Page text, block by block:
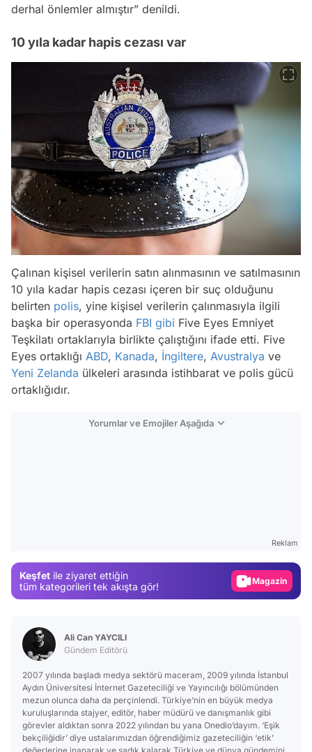
derhal önlemler almıştır” denildi.
10 yıla kadar hapis cezası var
Çalınan kişisel verilerin satın alınmasının ve satılmasının
10 yıla kadar hapis cezası içeren bir suç olduğunu
belirten polis, yine kişisel verilerin çalınmasıyla ilgili
başka bir operasyonda FBI gibi Five Eyes Emniyet
Teşkilatı ortaklarıyla birlikte çalıştığını ifade etti. Five
Eyes ortaklığı ABD, Kanada, İngiltere, Avustralya ve
Yeni Zelanda ülkeleri arasında istihbarat ve polis gücü
ortaklığıdır.
Yorumlar ve Emojiler Aşağıda
Reklam
Keşfet ile ziyaret ettiğin
tüm kategorileri tek akışta gör!
Magazin
Ali Can YAYCILI
Gündem Editörü
2007 yılında başladı medya sektörü maceram, 2009 yılında İstanbul
Aydın Üniversitesi İnternet Gazeteciliği ve Yayıncılığı bölümünden
mezun olunca daha da perçinlendi. Türkiye’nin en büyük medya
kuruluşlarında stajyer, editör, haber müdürü ve danışmanlık gibi
görevler aldıktan sonra 2022 yılından bu yana Onedio’dayım. ‘Eşik
bekçiliğidir’ diye ustalarımızdan öğrendiğimiz gazeteciliğin ‘etik’